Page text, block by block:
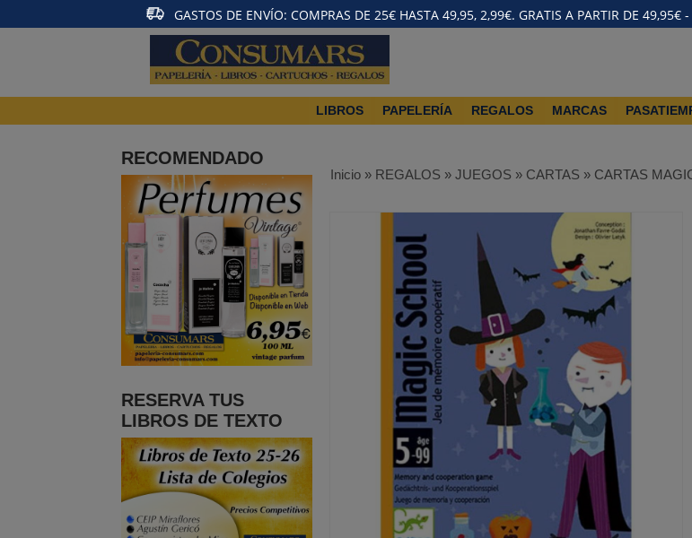
GASTOS DE ENVÍO: COMPRAS DE 25€ HASTA 49,95, 2,99€. GRATIS A PARTIR DE 49,95€
LIBROS PAPELERÍA REGALOS MARCAS
RECOMENDADO
RESERVA TUS
LIBROS DE TEXTO
Inicio » REGALOS »JUEGOS » CARTAS » CARTAS